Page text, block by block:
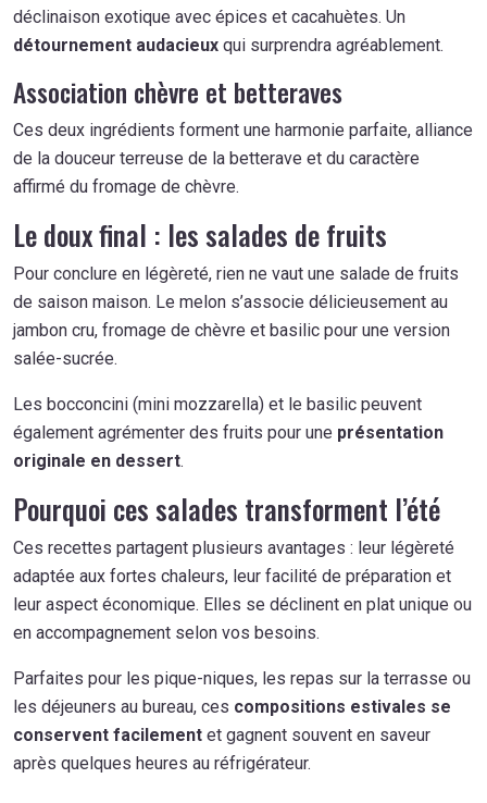
déclinaison exotique avec épices et cacahuètes. Un
détournement audacieux qui surprendra agréablement.
Association chèvre et betteraves
Ces deux ingrédients forment une harmonie parfaite, alliance
de la douceur terreuse de la betterave et du caractère
affirmé du fromage de chèvre.
Le doux final : les salades de fruits
Pour conclure en légèreté, rien ne vaut une salade de fruits
de saison maison. Le melon s’associe délicieusement au
jambon cru, fromage de chèvre et basilic pour une version
salée-sucrée.
Les bocconcini (mini mozzarella) et le basilic peuvent
également agrémenter des fruits pour une présentation
originale en dessert.
Pourquoi ces salades transforment l’été
Ces recettes partagent plusieurs avantages : leur légèreté
adaptée aux fortes chaleurs, leur facilité de préparation et
leur aspect économique. Elles se déclinent en plat unique ou
en accompagnement selon vos besoins.
Parfaites pour les pique-niques, les repas sur la terrasse ou
les déjeuners au bureau, ces compositions estivales se
conservent facilement et gagnent souvent en saveur
après quelques heures au réfrigérateur.